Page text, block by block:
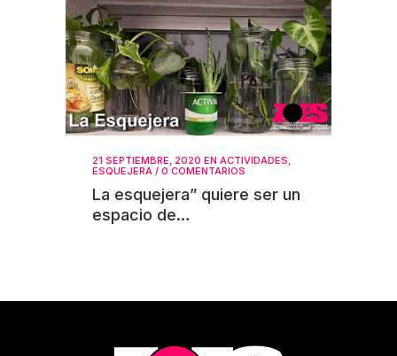
21 SEPTIEMBRE, 2020 EN ACTIVIDADES,
ESQUEJERA / 0 COMENTARIOS
La esquejera” quiere ser un
espacio de…